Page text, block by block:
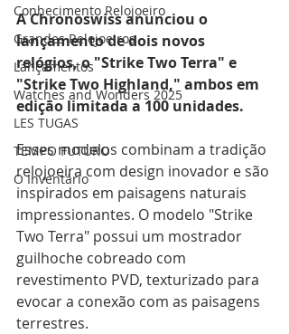
Conhecimento Relojoeiro
Grandes Relojoeiros
Lançamentos
Watches and Wonders 2025
LES TUGAS
TEMPO FUTURO
O Inventário
A Chronoswiss anunciou o
lançamento de dois novos
relógios, o "Strike Two Terra" e
"Strike Two Highland," ambos em
edição limitada a 100 unidades.
Esses modelos combinam a tradição
relojoeira com design inovador e são
inspirados em paisagens naturais
impressionantes. O modelo "Strike
Two Terra" possui um mostrador
guilhoche cobreado com
revestimento PVD, texturizado para
evocar a conexão com as paisagens
terrestres.